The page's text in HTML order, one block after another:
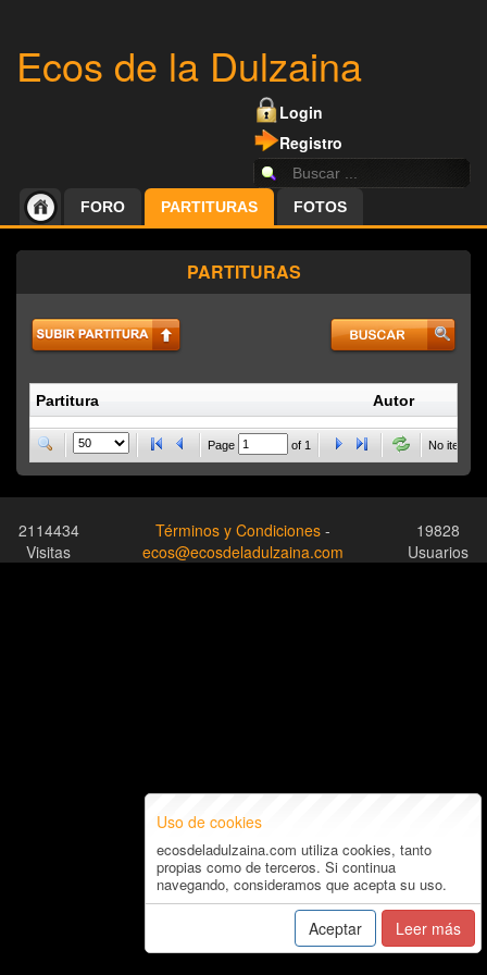
Ecos de la Dulzaina
Login
Registro
FORO PARTITURAS FOTOS
PARTITURAS
Partitura Autor
Page of 1 No items
2114434
Visitas
Términos y Condiciones -
ecos@ecosdeladulzaina.com
19828
Usuarios
Uso de cookies
ecosdeladulzaina.com utiliza cookies, tanto
propias como de terceros. Si continua
navegando, consideramos que acepta su uso.
Aceptar Leer más